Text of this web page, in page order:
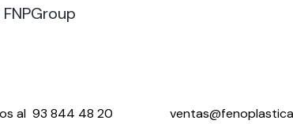
FNPGroup
al93 844 48 20